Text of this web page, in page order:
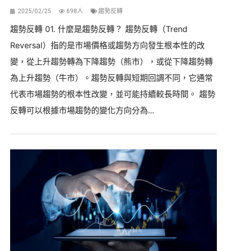
2025/02/25 698人 趨勢反轉
趨勢反轉 01. 什麼是趨勢反轉？ 趨勢反轉（Trend
Reversal）指的是市場價格或趨勢方向發生根本性的改
變，從上升趨勢轉為下降趨勢（熊市），或從下降趨勢轉
為上升趨勢（牛市）。趨勢反轉與短期回調不同，它通常
代表市場趨勢的根本性改變，並可能持續較長時間。 趨勢
反轉可以根據市場趨勢的變化方向分為...